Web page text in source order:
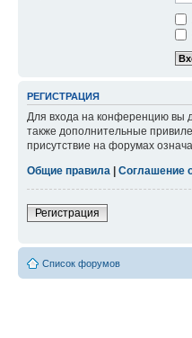
РЕГИСТРАЦИЯ
Для входа на конференцию вы
также дополнительные
присутствие на форумах
Общие правила
Соглашение
Регистрация
Список форумов